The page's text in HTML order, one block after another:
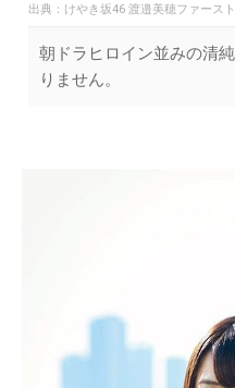
出典： けやき坂46 渡邉美穂ファース
朝ドラヒロイン並みの清
りません。